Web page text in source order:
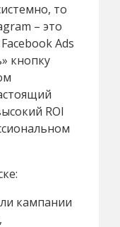
то
– это
Ads
кнопку
ROI
кампании